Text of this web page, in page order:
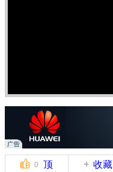
0 顶 收藏